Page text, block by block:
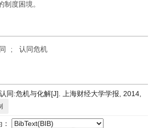
制度困境。
; 认同危机
同:危机与化解[J]. 上海财经大学学报, 2014,